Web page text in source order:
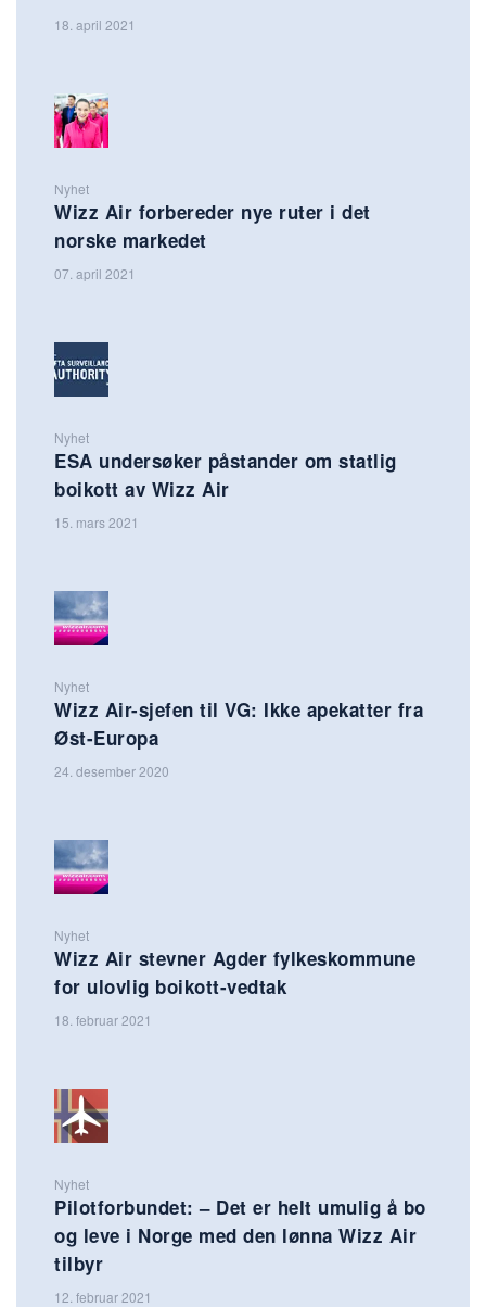
18. april 2021
Nyhet
Wizz Air forbereder nye ruter i det
norske markedet
07. april 2021
Nyhet
ESA undersøker påstander om statlig
boikott av Wizz Air
15. mars 2021
Nyhet
Wizz Air-sjefen til VG: Ikke apekatter fra
Øst-Europa
24. desember 2020
Nyhet
Wizz Air stevner Agder fylkeskommune
for ulovlig boikott-vedtak
18. februar 2021
Nyhet
Pilotforbundet: – Det er helt umulig å bo
og leve i Norge med den lønna Wizz Air
tilbyr
12. februar 2021